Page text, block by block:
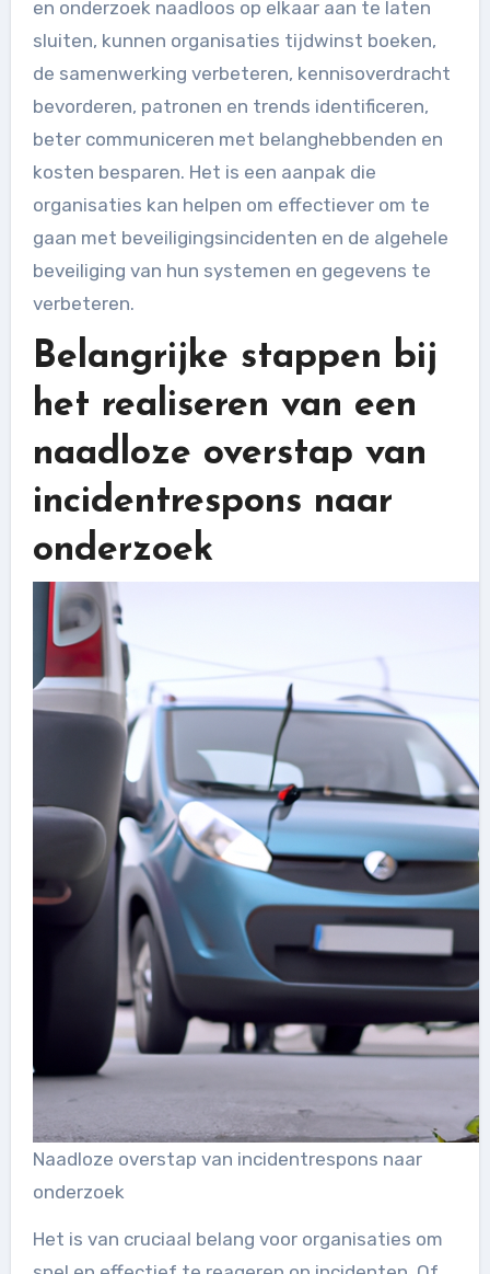
en onderzoek naadloos op elkaar aan te laten
sluiten, kunnen organisaties tijdwinst boeken,
de samenwerking verbeteren, kennisoverdracht
bevorderen, patronen en trends identificeren,
beter communiceren met belanghebbenden en
kosten besparen. Het is een aanpak die
organisaties kan helpen om effectiever om te
gaan met beveiligingsincidenten en de algehele
beveiliging van hun systemen en gegevens te
verbeteren.
Belangrijke stappen bij
het realiseren van een
naadloze overstap van
incidentrespons naar
onderzoek
Naadloze overstap van incidentrespons naar
onderzoek
Het is van cruciaal belang voor organisaties om